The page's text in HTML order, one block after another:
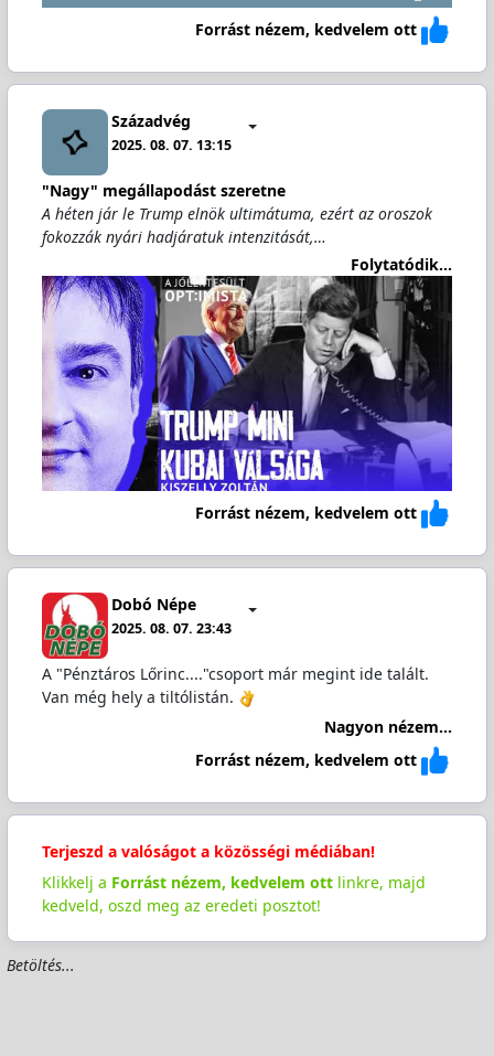
Forrást nézem, kedvelem ott
Századvég
2025. 08. 07. 13:15
"Nagy" megállapodást szeretne
A héten jár le Trump elnök ultimátuma, ezért az oroszok
fokozzák nyári hadjáratuk intenzitását,…
Folytatódik...
Forrást nézem, kedvelem ott
Dobó Népe
2025. 08. 07. 23:43
A "Pénztáros Lőrinc...."csoport már megint ide talált.
Van még hely a tiltólistán.
Nagyon nézem...
Forrást nézem, kedvelem ott
Terjeszd a valóságot a közösségi médiában!
Klikkelj a Forrást nézem, kedvelem ottlinkre, majd
kedveld, oszd meg az eredeti posztot!
Betöltés...